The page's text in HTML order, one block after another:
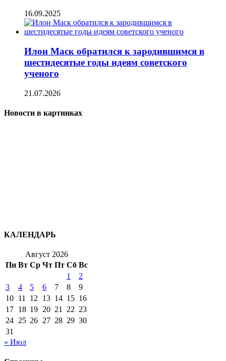
16.09.2025
Илон Маск обратился к зародившимся в
шестидесятые годы идеям советского
ученого
21.07.2026
Новости в картинках
КАЛЕНДАРЬ
Август 2026
Пн Вт Ср Чт Пт Сб Вс
1
2
3
4 5 6 7 8
9
10 11 12 13 14 15 16
17 18 19 20 21 22 23
24 25 26 27 28 29 30
31
« Июл